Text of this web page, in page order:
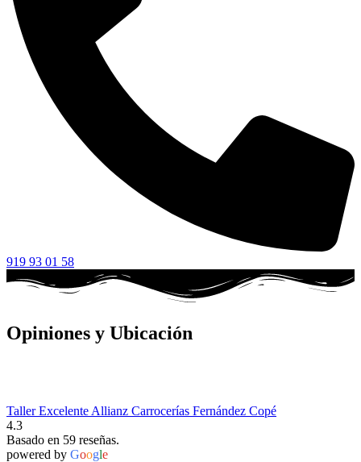
919 93 01 58
Opiniones y Ubicación
Taller Excelente Allianz Carrocerías Fernández Copé
4.3
Basado en 59 reseñas.
powered by Google